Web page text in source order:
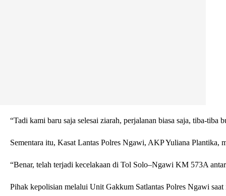
“Tadi kami baru saja selesai ziarah, perjalanan biasa saja, tiba-
Sementara itu, Kasat Lantas Polres Ngawi, AKP Yuliana Plantika,
“Benar, telah terjadi kecelakaan di Tol Solo–Ngawi KM 573A
Pihak kepolisian melalui Unit Gakkum Satlantas Polres Ngawi